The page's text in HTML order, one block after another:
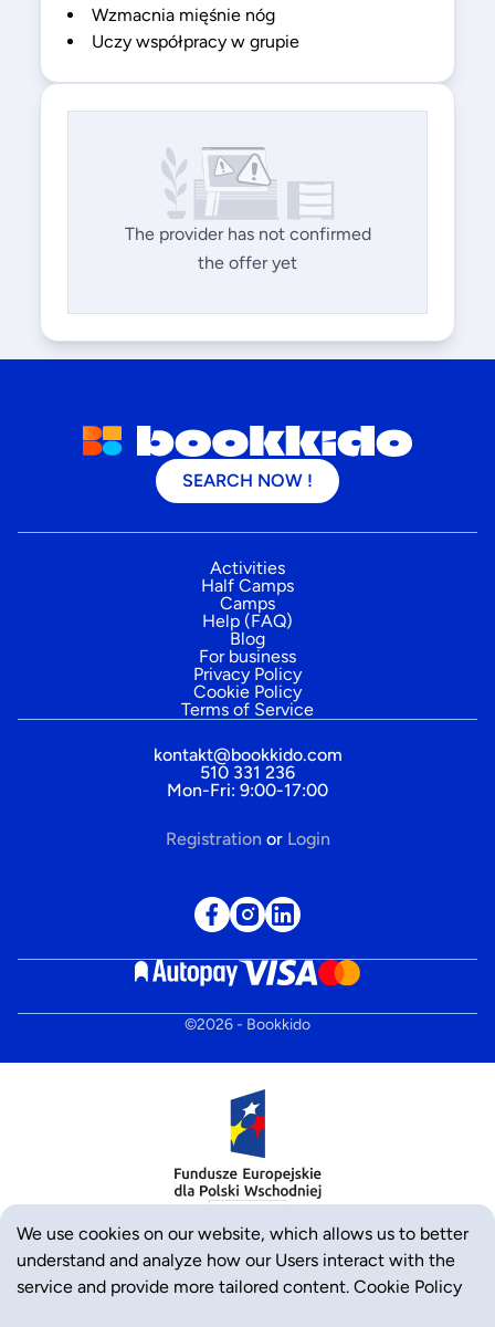
Wzmacnia mięśnie nóg
Uczy współpracy w grupie
The provider has not confirmed
the offer yet
SEARCH NOW !
Activities
Half Camps
Camps
Help (FAQ)
Blog
For business
Privacy Policy
Cookie Policy
Terms of Service
kontakt@bookkido.com
510 331 236
Mon-Fri: 9:00-17:00
Registration or Login
©2026- Bookkido
We use cookies on our website, which allows us to better
understand and analyze how our Users interact with the
service and provide more tailored content. Cookie Policy